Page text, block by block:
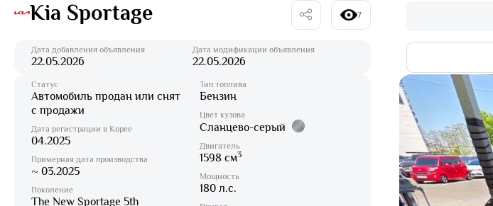
Kia Sportage 7
Дата добавления объявления
22.05.2026
Дата модификации объявления
22.05.2026
Статус
Автомобиль продан или снят
с продажи
Дата регистрации в Корее
04.2025
Примерная дата производства
~ 03.2025
Поколение
The New Sportage 5th
Тип топлива
Бензин
Цвет кузова
Сланцево-серый
Двигатель
1598 см3
Мощность
180 л.с.